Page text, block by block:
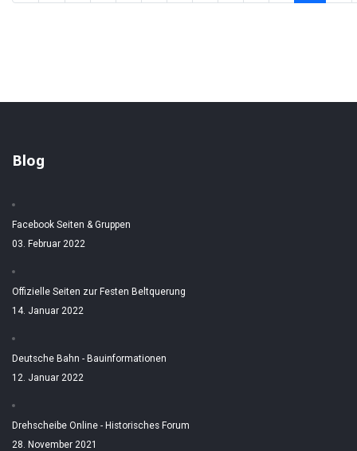
Blog
Facebook Seiten & Gruppen
03. Februar 2022
Offizielle Seiten zur Festen Beltquerung
14. Januar 2022
Deutsche Bahn - Bauinformationen
12. Januar 2022
Drehscheibe Online - Historisches Forum
28. November 2021